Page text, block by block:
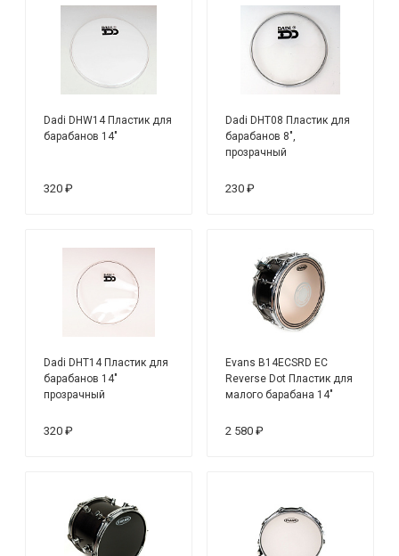
Dadi DHW14 Пластик для
барабанов 14"
320 ₽
Dadi DHT08 Пластик для
барабанов 8",
прозрачный
230 ₽
Dadi DHT14 Пластик для
барабанов 14"
прозрачный
320 ₽
Evans B14ECSRD EC
Reverse Dot Пластик для
малого барабана 14"
2 580 ₽